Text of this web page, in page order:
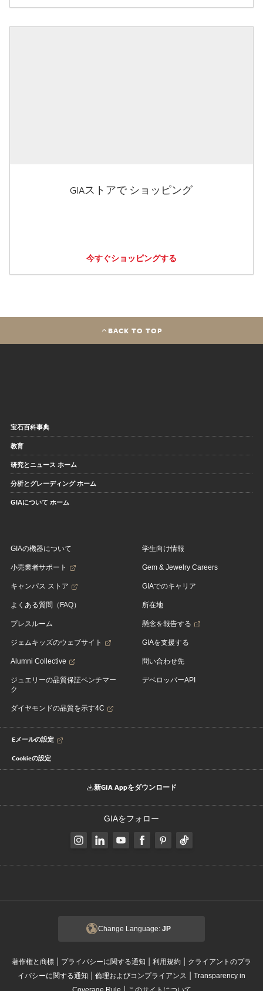
GIAストアで ショッピング
今すぐショッピングする
BACK TO TOP
宝石百科事典
教育
研究とニュース ホーム
分析とグレーディング ホーム
GIAについて ホーム
GIAの機器について
小売業者サポート
キャンパス ストア
よくある質問（FAQ）
プレスルーム
ジェムキッズのウェブサイト
Alumni Collective
ジュエリーの品質保証ベンチマー
ク
ダイヤモンドの品質を示す4C
学生向け情報
Gem & Jewelry Careers
GIAでのキャリア
所在地
懸念を報告する
GIAを支援する
問い合わせ先
デベロッパーAPI
Eメールの設定
Cookieの設定
新GIA Appをダウンロード
GIAをフォロー
Change Language: JP
著作権と商標 | プライバシーに関する通知 | 利用規約 | クライアントのプラ
イバシーに関する通知 | 倫理およびコンプライアンス | Transparency in